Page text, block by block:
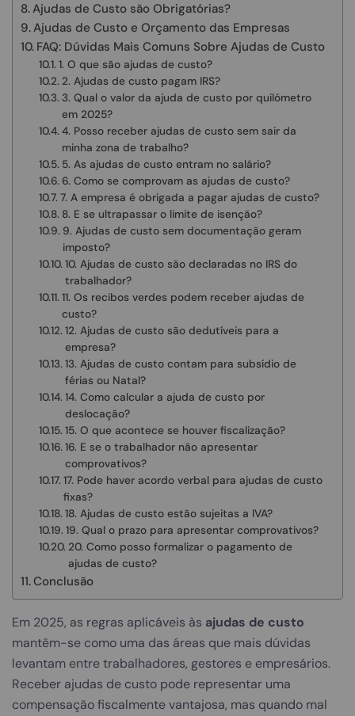
Ajudas de Custo são Obrigatórias?
Ajudas de Custo e Orçamento das Empresas
FAQ: Dúvidas Mais Comuns Sobre Ajudas de Custo
1. O que são ajudas de custo?
2. Ajudas de custo pagam IRS?
3. Qual o valor da ajuda de custo por quilómetro
em 2025?
4. Posso receber ajudas de custo sem sair da
minha zona de trabalho?
5. As ajudas de custo entram no salário?
6. Como se comprovam as ajudas de custo?
7. A empresa é obrigada a pagar ajudas de custo?
8. E se ultrapassar o limite de isenção?
9. Ajudas de custo sem documentação geram
imposto?
10. Ajudas de custo são declaradas no IRS do
trabalhador?
11. Os recibos verdes podem receber ajudas de
custo?
12. Ajudas de custo são dedutíveis para a
empresa?
13. Ajudas de custo contam para subsídio de
férias ou Natal?
14. Como calcular a ajuda de custo por
deslocação?
15. O que acontece se houver fiscalização?
16. E se o trabalhador não apresentar
comprovativos?
17. Pode haver acordo verbal para ajudas de custo
fixas?
18. Ajudas de custo estão sujeitas a IVA?
19. Qual o prazo para apresentar comprovativos?
20. Como posso formalizar o pagamento de
ajudas de custo?
Conclusão
Em 2025, as regras aplicáveis às ajudas de custo
mantêm-se como uma das áreas que mais dúvidas
levantam entre trabalhadores, gestores e empresários.
Receber ajudas de custo pode representar uma
compensação fiscalmente vantajosa, mas quando mal